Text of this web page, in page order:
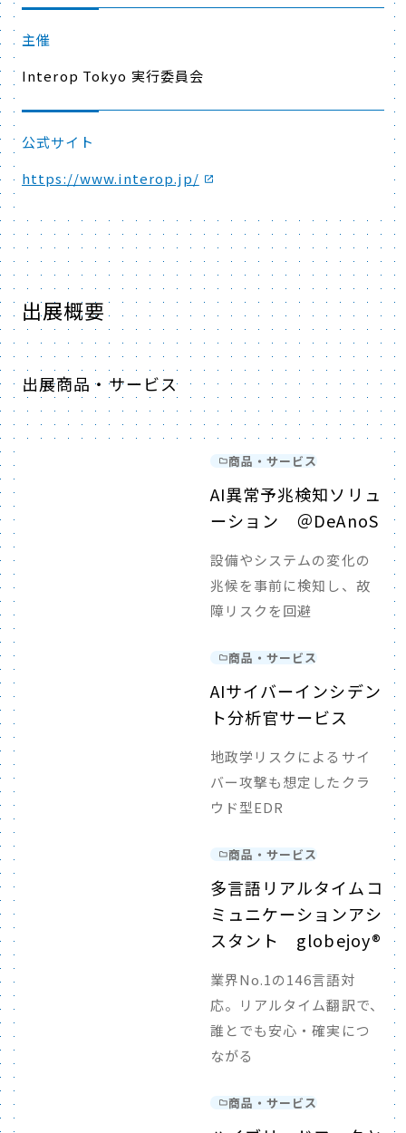
主催
Interop Tokyo 実行委員会
公式サイト
https://www.interop.jp/
出展概要
出展商品・サービス
商品・サービス
AI異常予兆検知ソリュ
ーション ＠DeAnoS
設備やシステムの変化の
兆候を事前に検知し、故
障リスクを回避
商品・サービス
AIサイバーインシデン
ト分析官サービス
地政学リスクによるサイ
バー攻撃も想定したクラ
ウド型EDR
商品・サービス
多言語リアルタイムコ
ミュニケーションアシ
スタント globejoy®
業界No.1の146言語対
応。リアルタイム翻訳で、
誰とでも安心・確実につ
ながる
商品・サービス